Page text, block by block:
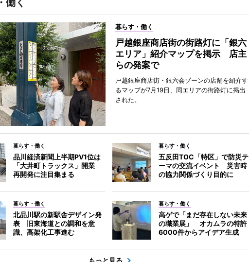
働く
暮らす・働く
戸越銀座商店街の街路灯に「銀六
エリア」紹介マップを掲示 店主
らの発案で
戸越銀座商店街・銀六会ゾーンの店舗を紹介す
るマップが7月19日、同エリアの街路灯に掲出
された。
暮らす・働く
品川経済新聞上半期PV1位は
「大井町トラックス」開業
再開発に注目集まる
暮らす・働く
五反田TOC「特区」で防災テ
ーマの交流イベント 災害時
の協力関係づくり目的に
暮らす・働く
北品川駅の新駅舎デザイン発
表 旧東海道との調和を意
識、高架化工事進む
暮らす・働く
高ゲで「まだ存在しない未来
の職業展」 オカムラの特許
6000件からアイデア生成
もっと見る